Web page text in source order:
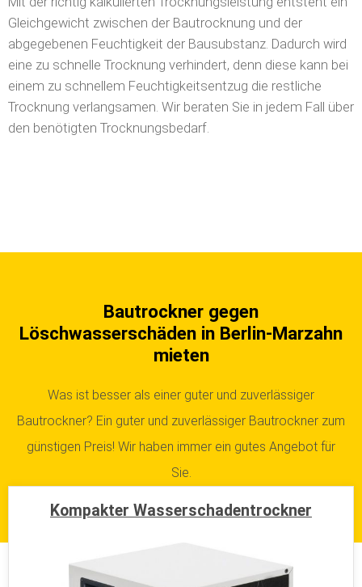
abgegebenen Feuchtigkeit der Bausubstanz. Dadurch wird
eine zu schnelle Trocknung verhindert, denn diese kann bei
einem zu schnellem Feuchtigkeitsentzug die restliche
Trocknung verlangsamen. Wir beraten Sie in jedem Fall über
den benötigten Trocknungsbedarf.
mieten
Was ist besser als einer guter und zuverlässiger
Kompakter Wasserschadentrockner